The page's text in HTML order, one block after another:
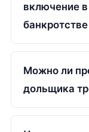
включение
Можно ли
дольщика